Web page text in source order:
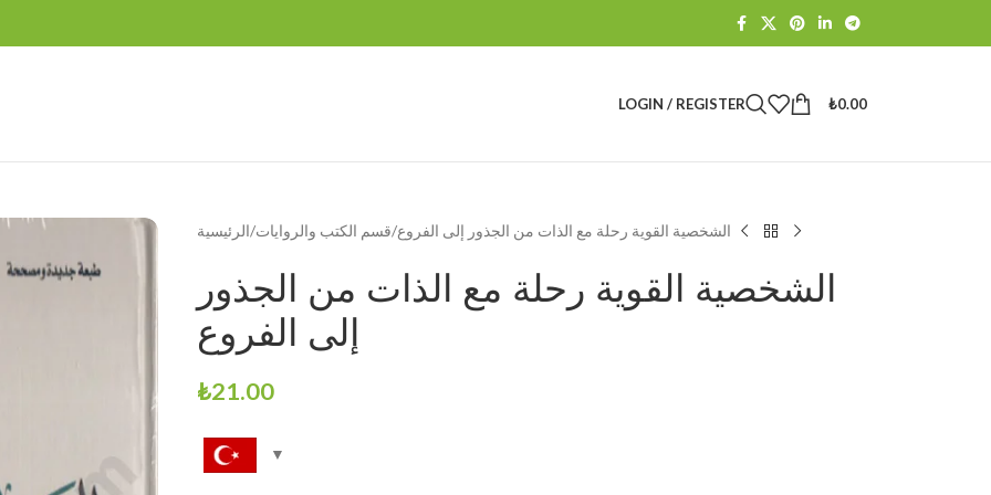
LOGIN / REGISTER ₺0.00
الرئيسية قسم الكتب والروايات الشخصية القوية رحلة مع الذات من الجذور إلى الفروع
الشخصية القوية رحلة مع الذات من الجذور
إلى الفروع
₺21.00